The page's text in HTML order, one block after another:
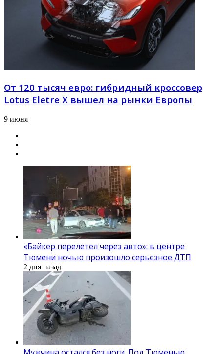
От 120 тысяч евро: гибридный кроссовер
Lotus Eletre X вышел на рынки Европы
9 июня
«Байкер перелетел через авто»: в центре
Тюмени ночью произошло серьезное ДТП
2 дня назад